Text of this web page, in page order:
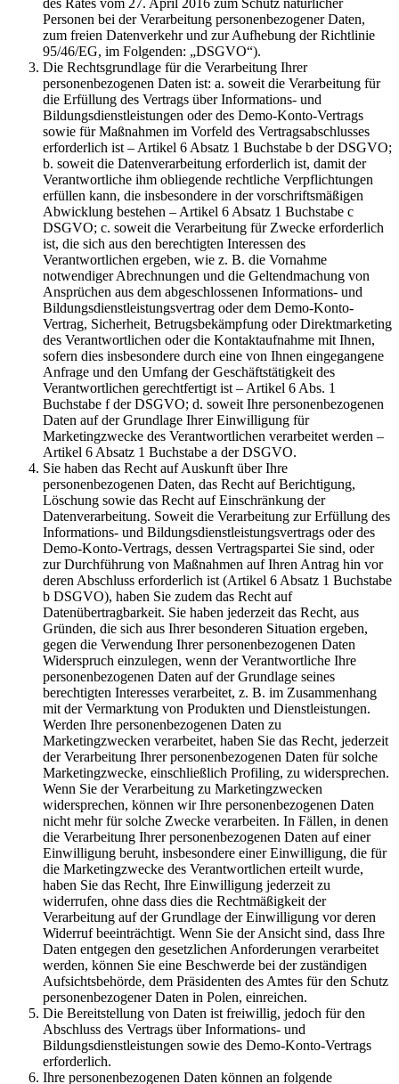
des Rates vom 27. April 2016 zum Schutz natürlicher
Personen bei der Verarbeitung personenbezogener Daten,
zum freien Datenverkehr und zur Aufhebung der Richtlinie
95/46/EG, im Folgenden: „DSGVO“).
Die Rechtsgrundlage für die Verarbeitung Ihrer
personenbezogenen Daten ist: a. soweit die Verarbeitung für
die Erfüllung des Vertrags über Informations- und
Bildungsdienstleistungen oder des Demo-Konto-Vertrags
sowie für Maßnahmen im Vorfeld des Vertragsabschlusses
erforderlich ist – Artikel 6 Absatz 1 Buchstabe b der DSGVO;
b. soweit die Datenverarbeitung erforderlich ist, damit der
Verantwortliche ihm obliegende rechtliche Verpflichtungen
erfüllen kann, die insbesondere in der vorschriftsmäßigen
Abwicklung bestehen – Artikel 6 Absatz 1 Buchstabe c
DSGVO; c. soweit die Verarbeitung für Zwecke erforderlich
ist, die sich aus den berechtigten Interessen des
Verantwortlichen ergeben, wie z. B. die Vornahme
notwendiger Abrechnungen und die Geltendmachung von
Ansprüchen aus dem abgeschlossenen Informations- und
Bildungsdienstleistungsvertrag oder dem Demo-Konto-
Vertrag, Sicherheit, Betrugsbekämpfung oder Direktmarketing
des Verantwortlichen oder die Kontaktaufnahme mit Ihnen,
sofern dies insbesondere durch eine von Ihnen eingegangene
Anfrage und den Umfang der Geschäftstätigkeit des
Verantwortlichen gerechtfertigt ist – Artikel 6 Abs. 1
Buchstabe f der DSGVO; d. soweit Ihre personenbezogenen
Daten auf der Grundlage Ihrer Einwilligung für
Marketingzwecke des Verantwortlichen verarbeitet werden –
Artikel 6 Absatz 1 Buchstabe a der DSGVO.
Sie haben das Recht auf Auskunft über Ihre
personenbezogenen Daten, das Recht auf Berichtigung,
Löschung sowie das Recht auf Einschränkung der
Datenverarbeitung. Soweit die Verarbeitung zur Erfüllung des
Informations- und Bildungsdienstleistungsvertrags oder des
Demo-Konto-Vertrags, dessen Vertragspartei Sie sind, oder
zur Durchführung von Maßnahmen auf Ihren Antrag hin vor
deren Abschluss erforderlich ist (Artikel 6 Absatz 1 Buchstabe
b DSGVO), haben Sie zudem das Recht auf
Datenübertragbarkeit. Sie haben jederzeit das Recht, aus
Gründen, die sich aus Ihrer besonderen Situation ergeben,
gegen die Verwendung Ihrer personenbezogenen Daten
Widerspruch einzulegen, wenn der Verantwortliche Ihre
personenbezogenen Daten auf der Grundlage seines
berechtigten Interesses verarbeitet, z. B. im Zusammenhang
mit der Vermarktung von Produkten und Dienstleistungen.
Werden Ihre personenbezogenen Daten zu
Marketingzwecken verarbeitet, haben Sie das Recht, jederzeit
der Verarbeitung Ihrer personenbezogenen Daten für solche
Marketingzwecke, einschließlich Profiling, zu widersprechen.
Wenn Sie der Verarbeitung zu Marketingzwecken
widersprechen, können wir Ihre personenbezogenen Daten
nicht mehr für solche Zwecke verarbeiten. In Fällen, in denen
die Verarbeitung Ihrer personenbezogenen Daten auf einer
Einwilligung beruht, insbesondere einer Einwilligung, die für
die Marketingzwecke des Verantwortlichen erteilt wurde,
haben Sie das Recht, Ihre Einwilligung jederzeit zu
widerrufen, ohne dass dies die Rechtmäßigkeit der
Verarbeitung auf der Grundlage der Einwilligung vor deren
Widerruf beeinträchtigt. Wenn Sie der Ansicht sind, dass Ihre
Daten entgegen den gesetzlichen Anforderungen verarbeitet
werden, können Sie eine Beschwerde bei der zuständigen
Aufsichtsbehörde, dem Präsidenten des Amtes für den Schutz
personenbezogener Daten in Polen, einreichen.
Die Bereitstellung von Daten ist freiwillig, jedoch für den
Abschluss des Vertrags über Informations- und
Bildungsdienstleistungen sowie des Demo-Konto-Vertrags
erforderlich.
Ihre personenbezogenen Daten können an folgende